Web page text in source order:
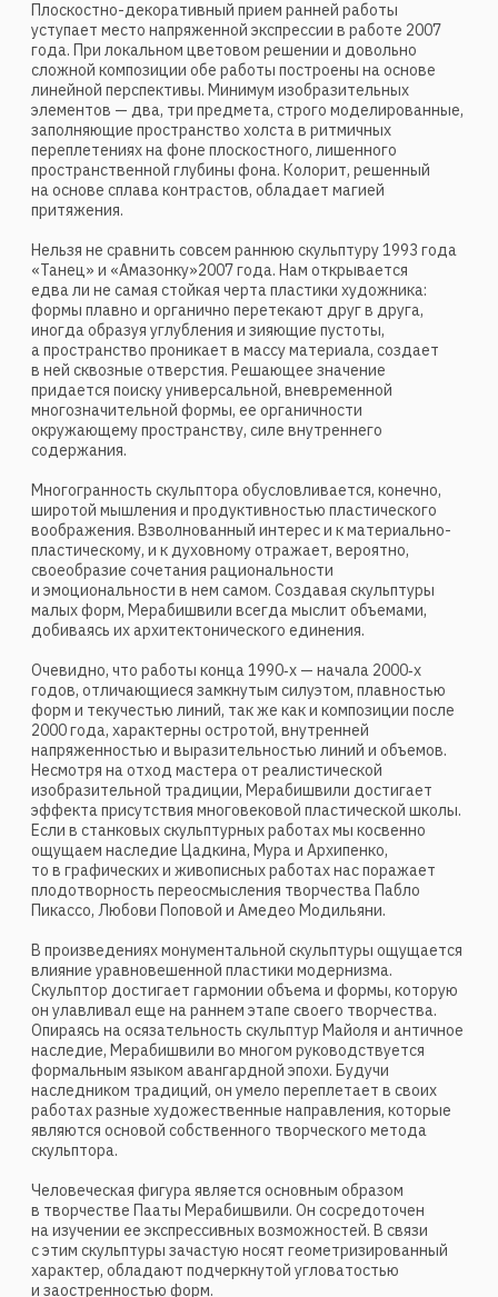
переживания и ищет ответы на вечные вопросы.
Станковый «Портрет Пиросмани» (2018) выполнен
в характерной для Мерабишвили кубистической манере,
напоминающей творческие эксперименты Жоржа Брака
или Пабло Пикассо. Геометризированные,
сложносоставные объемы акцентированы линеарным
контуром, подчеркивающим замкнутость скульптуры.
Абстрактный силуэт, построенный на пластическом
соотношении уравновешенных и разнонаправленных
плоскостей, передает сакральное звучание темы
творческого озарения. Скульптор использует
минимальные средства, нарочито упрощает форму
и отказывается от прямолинейности для того, чтобы
показать самую суть идеи.
Рассуждая о своем отношении к творчеству своего героя,
Мерабишвили отмечает уникальный талант Нико
Пиросмани, вдохновивший его на создание этой работы:
«Для меня Пиросмани — легенда мирового искусства,
настоящий самородок, писавший картины внутренним
чувством. Не имея художественного образования,
он с виртуозностью передавал всю художественную
самобытность Грузии. Его строгий, несколько мрачный
колорит и эффект немногословности и отчуждения, столь
свойственный его творчеству, до сих пор поражают даже
самого искушенного зрителя».
Паата Мерабишвили убежден в правоте своих творческих
поисков, он довольно рано достиг творческой зрелости.
В зрелом произведении нет места случайности, наоборот,
каждая частность композиции связана с замыслом
произведения, с его содержанием.
Не случайно работы скульптора находятся в частных
коллекциях многих стран — Грузии, России, Америки,
Германии, Израиля, Швеции, Франции, Италии,
Швейцарии, Канады.
Катерина Шмакова
Опубликовано: Журнал Собрание Искусство и Культура №
16 декабрь 2021.
Обратная связь
Я даю согласие наобработку персональных данных
Контакты